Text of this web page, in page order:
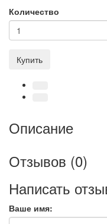
Количество
Купить
Описание
Отзывов (0)
Написать
Ваше имя: